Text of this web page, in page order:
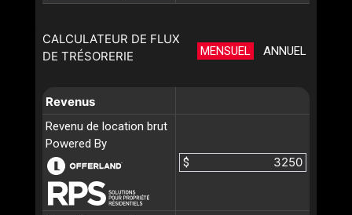
CALCULATEUR DE FLUX
DE TRÉSORERIE
MENSUEL ANNUEL
Revenus
Revenu de location brut
Powered By
$